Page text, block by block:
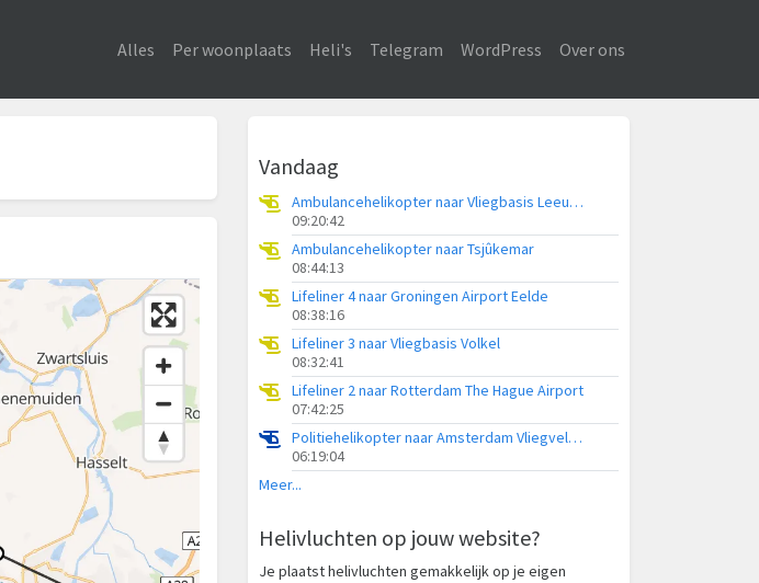
Alles Per woonplaats Heli's Telegram WordPress Over ons
Vandaag
Ambulancehelikopter naar Vliegbasis Leeuwarden
09:20:42
Ambulancehelikopter naar Tsjûkemar
08:44:13
Lifeliner 4 naar Groningen Airport Eelde
08:38:16
Lifeliner 3 naar Vliegbasis Volkel
08:32:41
Lifeliner 2 naar Rotterdam The Hague Airport
07:42:25
Politiehelikopter naar Amsterdam Vliegveld Schiphol
06:19:04
Meer...
Helivluchten op jouw website?
Je plaatst helivluchten gemakkelijk op je eigen